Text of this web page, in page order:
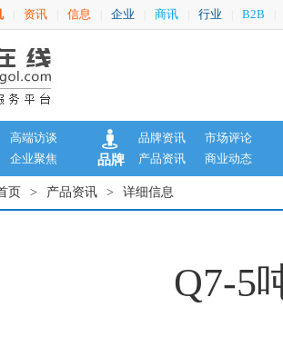
资讯 信息 企业 商讯 行业 B2B
高端访谈
企业聚焦 品牌
品牌资讯
市场评论
产品资讯
商业动态
页 > 产品资讯 > 详细信息
Q7-5